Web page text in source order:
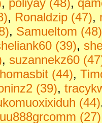
, poliyay (48),
, Ronaldzip (47),
, Samueltom (48)
(39),
, suzannekz60
(44),
(39),
(44)
uu888grcomm (27)